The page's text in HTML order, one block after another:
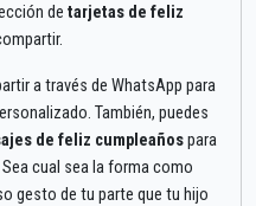
de tarjetas de feliz
a través de WhatsApp para
También, puedes
de feliz cumpleañospara
cual sea la forma como
gesto de tu parte que tu hijo